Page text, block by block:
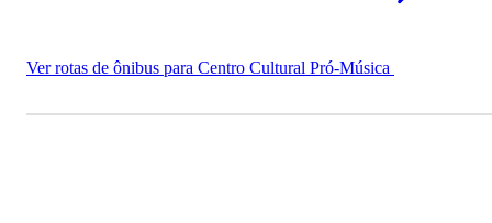
Ver rotas de ônibus para Centro Cultural Pró-Música